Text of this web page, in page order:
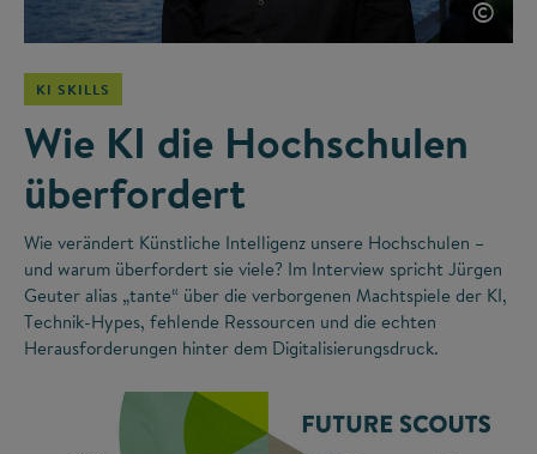
©
KI SKILLS
Wie KI die Hochschulen
überfordert
Wie verändert Künstliche Intelligenz unsere Hochschulen –
und warum überfordert sie viele? Im Interview spricht Jürgen
Geuter alias „tante“ über die verborgenen Machtspiele der KI,
Technik-Hypes, fehlende Ressourcen und die echten
Herausforderungen hinter dem Digitalisierungsdruck.